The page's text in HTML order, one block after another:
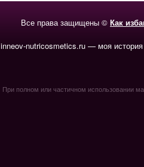
Все права защищены © Как
inneov-nutricosmetics.ru — моя
При полном или частичном использовании